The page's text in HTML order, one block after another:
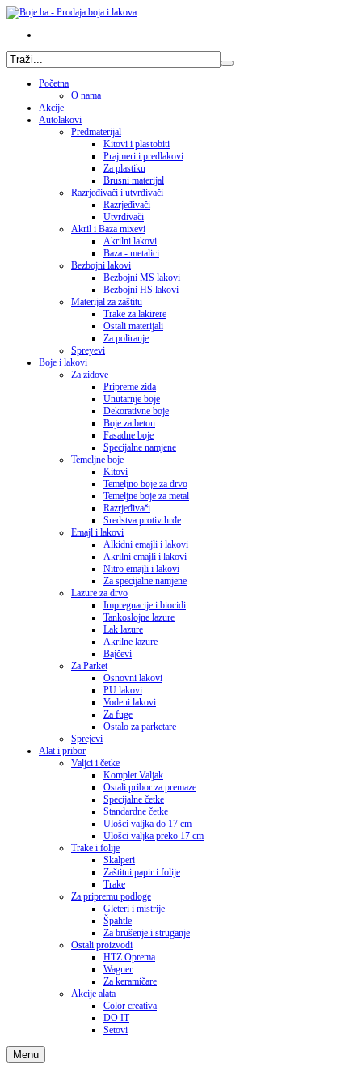
Početna
O nama
Akcije
Autolakovi
Predmaterijal
Kitovi i plastobiti
Prajmeri i predlakovi
Za plastiku
Brusni materijal
Razrjeđivači i utvrđivači
Razrjeđivači
Utvrđivači
Akril i Baza mixevi
Akrilni lakovi
Baza - metalici
Bezbojni lakovi
Bezbojni MS lakovi
Bezbojni HS lakovi
Materijal za zaštitu
Trake za lakirere
Ostali materijali
Za poliranje
Spreyevi
Boje i lakovi
Za zidove
Pripreme zida
Unutarnje boje
Dekorativne boje
Boje za beton
Fasadne boje
Specijalne namjene
Temeljne boje
Kitovi
Temeljno boje za drvo
Temeljne boje za metal
Razrjeđivači
Sredstva protiv hrđe
Emajl i lakovi
Alkidni emajli i lakovi
Akrilni emajli i lakovi
Nitro emajli i lakovi
Za specijalne namjene
Lazure za drvo
Impregnacije i biocidi
Tankoslojne lazure
Lak lazure
Akrilne lazure
Bajčevi
Za Parket
Osnovni lakovi
PU lakovi
Vodeni lakovi
Za fuge
Ostalo za parketare
Sprejevi
Alat i pribor
Valjci i četke
Komplet Valjak
Ostali pribor za premaze
Specijalne četke
Standardne četke
Ulošci valjka do 17 cm
Ulošci valjka preko 17 cm
Trake i folije
Skalperi
Zaštitni papir i folije
Trake
Za pripremu podloge
Gleteri i mistrije
Špahtle
Za brušenje i struganje
Ostali proizvodi
HTZ Oprema
Wagner
Za keramičare
Akcije alata
Color creativa
DO IT
Setovi
Menu